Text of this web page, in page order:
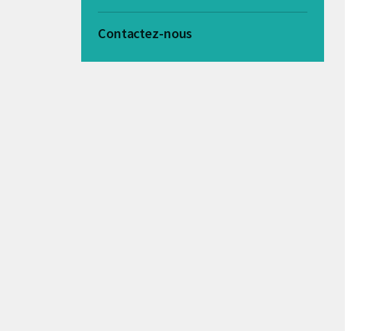
Contactez-nous